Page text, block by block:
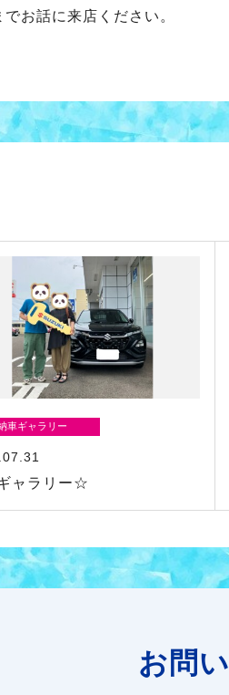
でお話に来店ください。
車ギャラリー
ャラリー☆
お問